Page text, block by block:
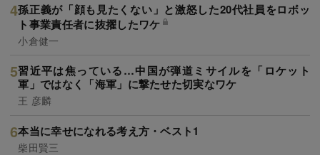
孫正義が「顔も見たくない」と激怒した20代社員をロボッ
ト事業責任者に抜擢したワケ
小倉健一
習近平は焦っている…中国が弾道ミサイルを「ロケット
軍」ではなく「海軍」に撃たせた切実なワケ
王 彦麟
本当に幸せになれる考え方・ベスト1
柴田賢三